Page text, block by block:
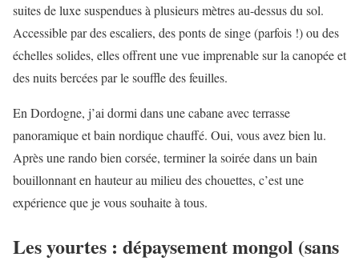
suites de luxe suspendues à plusieurs mètres au-dessus du sol.
Accessible par des escaliers, des ponts de singe (parfois !) ou des
échelles solides, elles offrent une vue imprenable sur la canopée et
des nuits bercées par le souffle des feuilles.
En Dordogne, j’ai dormi dans une cabane avec terrasse
panoramique et bain nordique chauffé. Oui, vous avez bien lu.
Après une rando bien corsée, terminer la soirée dans un bain
bouillonnant en hauteur au milieu des chouettes, c’est une
expérience que je vous souhaite à tous.
Les yourtes : dépaysement mongol (sans